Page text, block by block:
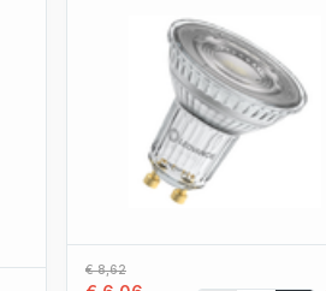
€ 8,62